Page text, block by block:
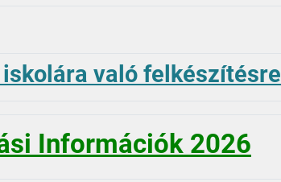
való felkészítésre
Információk 2026